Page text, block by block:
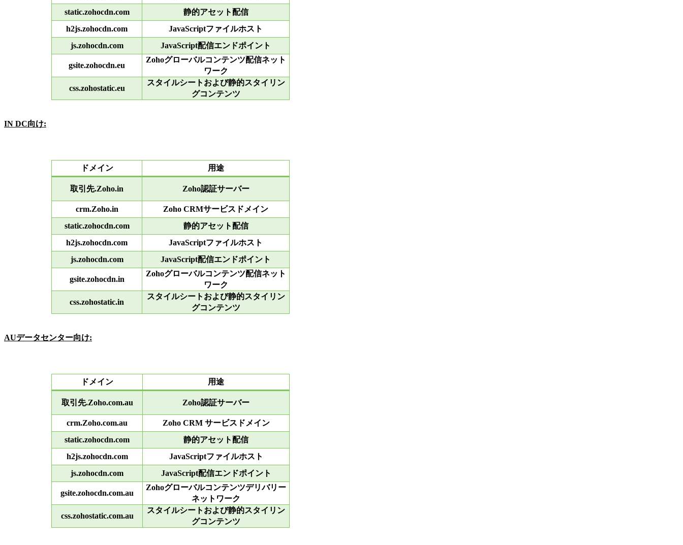
static.zohocdn.com
静的アセット配信
h2js.zohocdn.com
JavaScriptファイルホスト
js.zohocdn.com
JavaScript配信エンドポイント
gsite.zohocdn.eu
Zohoグローバルコンテンツ配信ネット
ワーク
css.zohostatic.eu
スタイルシートおよび静的スタイリン
グコンテンツ
IN DC向け:
ドメイン 用途
取引先.Zoho.in Zoho認証サーバー
crm.Zoho.in
Zoho CRMサービスドメイン
static.zohocdn.com
静的アセット配信
h2js.zohocdn.com
JavaScriptファイルホスト
js.zohocdn.com
JavaScript配信エンドポイント
gsite.zohocdn.in
Zohoグローバルコンテンツ配信ネット
ワーク
css.zohostatic.in
スタイルシートおよび静的スタイリン
グコンテンツ
AUデータセンター向け:
ドメイン 用途
取引先.Zoho.com.au Zoho認証サーバー
crm.Zoho.com.au
Zoho CRM サービスドメイン
static.zohocdn.com
静的アセット配信
h2js.zohocdn.com
JavaScriptファイルホスト
js.zohocdn.com
JavaScript配信エンドポイント
gsite.zohocdn.com.au
Zohoグローバルコンテンツデリバリー
ネットワーク
css.zohostatic.com.au
スタイルシートおよび静的スタイリン
グコンテンツ